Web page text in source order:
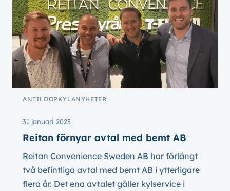
ANTILOOP KYLANYHETER
31 januari 2023
Reitan förnyar avtal med bemt AB
Reitan Convenience Sweden AB har förlängt
två befintliga avtal med bemt AB i ytterligare
flera år. Det ena avtalet gäller kylservice i